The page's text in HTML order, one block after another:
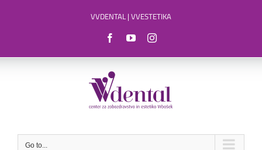
VVDENTAL | VVESTETIKA
FacebookYouTubeInstagram
Go to...